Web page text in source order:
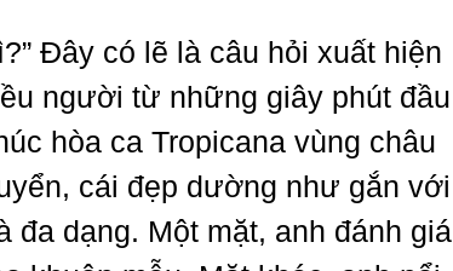
Đây có lẽ là câu hỏi xuất hiện
người từ những giây phút đầu
hòa ca Tropicana vùng châu
cái đẹp dường như gắn với
đa dạng. Một mặt, anh đánh giá